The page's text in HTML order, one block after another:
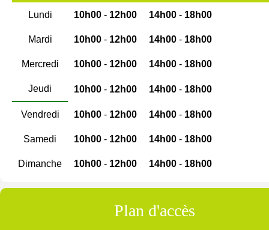
Lundi 10h00 - 12h00 14h00 - 18h00
Mardi 10h00 - 12h00 14h00 - 18h00
Mercredi 10h00 - 12h00 14h00 - 18h00
Jeudi 10h00 - 12h00 14h00 - 18h00
Vendredi 10h00 - 12h00 14h00 - 18h00
Samedi 10h00 - 12h00 14h00 - 18h00
Dimanche 10h00 - 12h00 14h00 - 18h00
Plan d'accès